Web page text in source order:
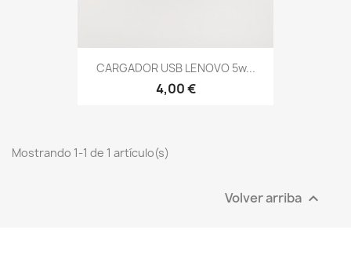
CARGADOR USB LENOVO 5w...
4,00 €
Mostrando 1-1 de 1 artículo(s)
Volver arriba 